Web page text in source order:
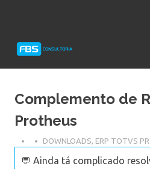
Protheus
Complemento de
Protheus
DOWNLOADS, ERP TOTVS
💬 Ainda tá complicado